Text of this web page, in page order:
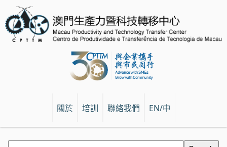
關於 培訓 聯絡我們 EN/中